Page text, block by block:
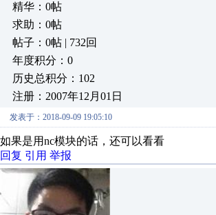
精华：0帖
求助：0帖
帖子：0帖 | 732回
年度积分：0
历史总积分：102
注册：2007年12月01日
发表于：2018-09-09 19:05:10
如果是用nc模块的话，还可以看看
回复 引用 举报